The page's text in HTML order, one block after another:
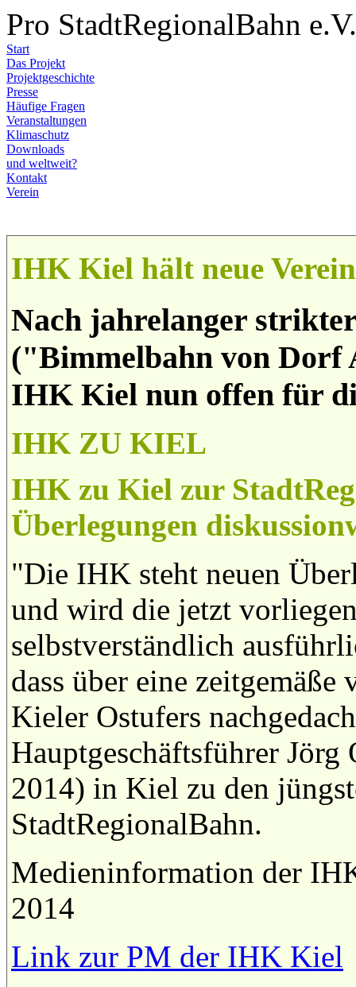
Pro StadtRegionalBahn e.V.
Start
Das Projekt
Projektgeschichte
Presse
Häufige Fragen
Veranstaltungen
Klimaschutz
Downloads
und weltweit?
Kontakt
Verein
IHK Kiel hält neue
Nach jahrelanger
("Bimmelbahn von Dorf
IHK Kiel nun offen für
IHK ZU KIEL
IHK zu Kiel zur
Überlegungen
"Die IHK steht neuen
und wird die jetzt
selbstverständlich
dass über eine
Kieler Ostufers
Hauptgeschäftsführer
2014) in Kiel zu den
StadtRegionalBahn.
Medieninformation der
2014
Link zur PM der IHK Kiel